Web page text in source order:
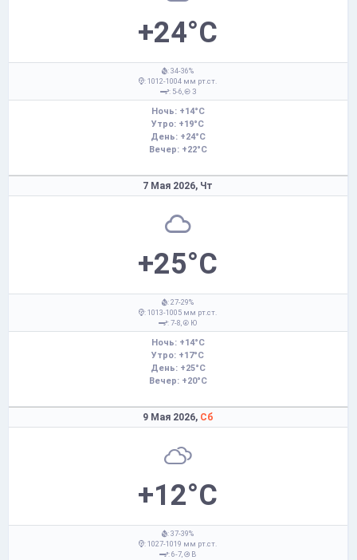
+24°C
: 34-36%
: 1012-1004 мм рт.ст.
: 5-6,
З
Ночь: +14°C
Утро: +19°C
День: +24°C
Вечер: +22°C
7 Мая 2026, Чт
+25°C
: 27-29%
: 1013-1005 мм рт.ст.
: 7-8,
Ю
Ночь: +14°C
Утро: +17°C
День: +25°C
Вечер: +20°C
9 Мая 2026, Сб
+12°C
: 37-39%
: 1027-1019 мм рт.ст.
: 6-7,
В